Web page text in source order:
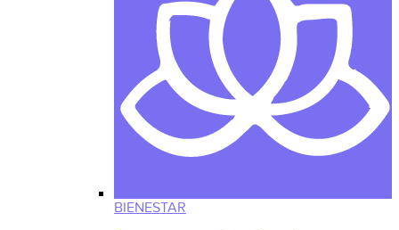
BIENESTAR